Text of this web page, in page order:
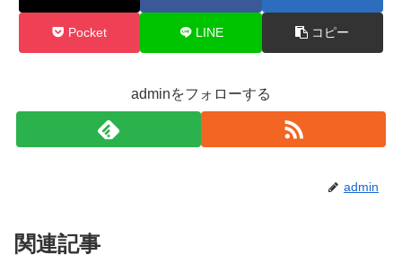
Pocket LINE コピー
adminをフォローする
admin
関連記事